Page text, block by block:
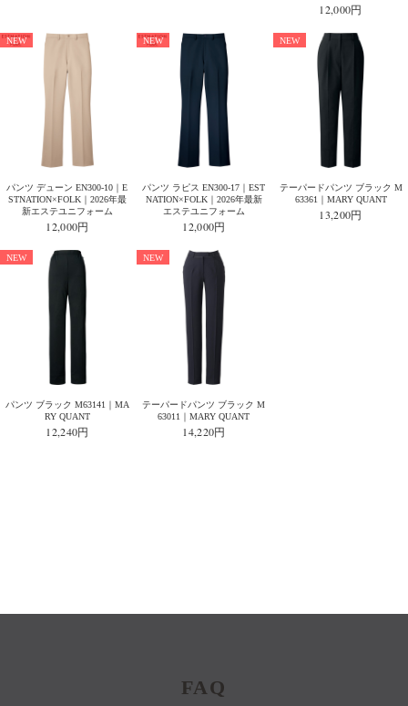
12,000円
NEW
パンツ デューン EN300-10｜E
STNATION×FOLK｜2026年最
新エステユニフォーム
12,000円
NEW
パンツ ラピス EN300-17｜EST
NATION×FOLK｜2026年最新
エステユニフォーム
12,000円
NEW
テーパードパンツ ブラック M
63361｜MARY QUANT
13,200円
NEW
パンツ ブラック M63141｜MA
RY QUANT
12,240円
NEW
テーパードパンツ ブラック M
63011｜MARY QUANT
14,220円
FAQ